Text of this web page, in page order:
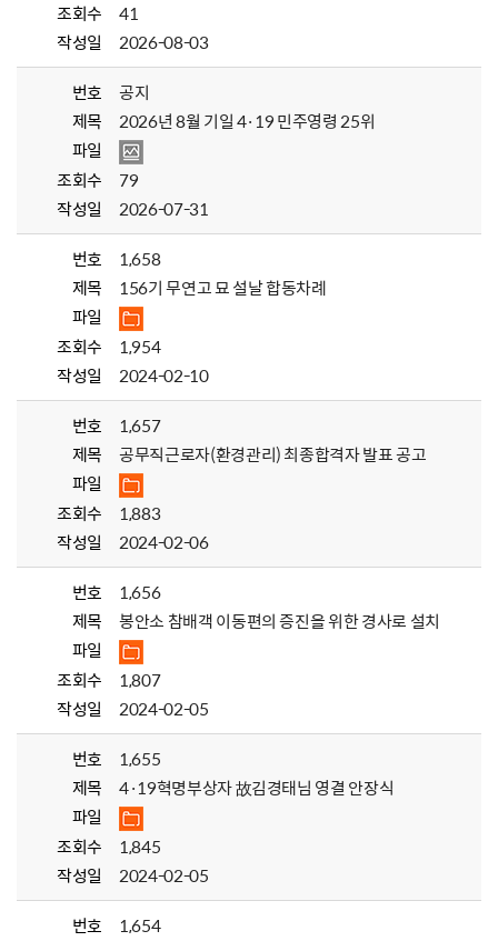
조회수
41
작성일
2026-08-03
번호
공지
제목
2026년 8월 기일 4·19 민주영령 25위
파일
조회수
79
작성일
2026-07-31
번호
1,658
제목
156기 무연고 묘 설날 합동차례
파일
조회수
1,954
작성일
2024-02-10
번호
1,657
제목
공무직근로자(환경관리) 최종합격자 발표 공고
파일
조회수
1,883
작성일
2024-02-06
번호
1,656
제목
봉안소 참배객 이동편의 증진을 위한 경사로 설치
파일
조회수
1,807
작성일
2024-02-05
번호
1,655
제목
4·19혁명부상자 故김경태님 영결 안장식
파일
조회수
1,845
작성일
2024-02-05
번호
1,654